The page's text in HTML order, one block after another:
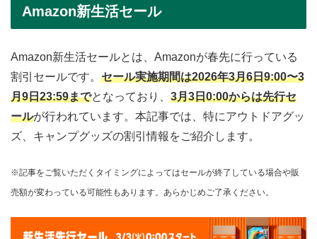
Amazon新生活セール
Amazon新生活セールとは、Amazonが春先に行っている
割引セールです。 セール実施期間は2026年3月6日9:00〜3
月9日23:59までとなっており、 3月3日0:00からは先行セ
ールが行われています。本記事では、特にアウトドアグッ
ズ、キャンプグッズの割引情報をご紹介します。
※記事をご覧いただくタイミングによってはセールが終了している場合や販
売額が変わっている可能性もあります。あらかじめご了承ください。